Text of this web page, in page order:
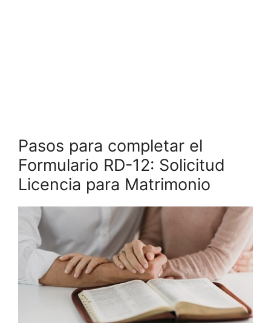
Pasos para completar el
Formulario RD-12: Solicitud
Licencia para Matrimonio